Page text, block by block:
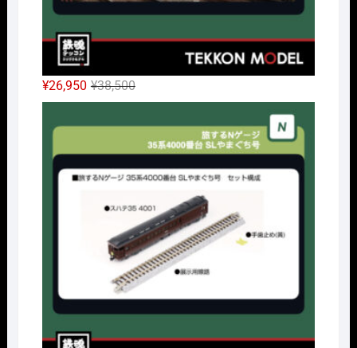
¥38,500元
の
価
¥38,500
し
た。
¥26,950
現
在
の
は
で
す。